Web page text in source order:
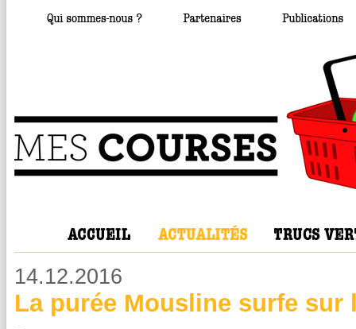
14.12.2016
La purée Mousline surfe sur